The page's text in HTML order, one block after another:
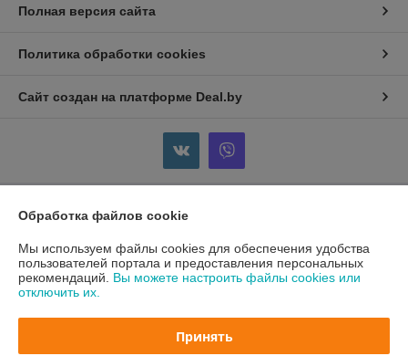
Полная версия сайта
Политика обработки cookies
Сайт создан на платформе Deal.by
Информация для покупателя
Юридическое лицо:Общество с ограниченной ответственностью
«Анолия»
231900 г. Волковыск ул. Зенитчиков 24
Обработка файлов cookie
Мы используем файлы cookies для обеспечения удобства
пользователей портала и предоставления персональных
рекомендаций. Вы можете настроить файлы cookies или
отключить их.
Принять